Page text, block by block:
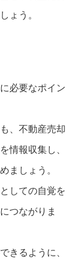
ょう。
必要なポイン
、不動産売却
情報収集し、
ましょう。
しての自覚を
つながりま
きるように、